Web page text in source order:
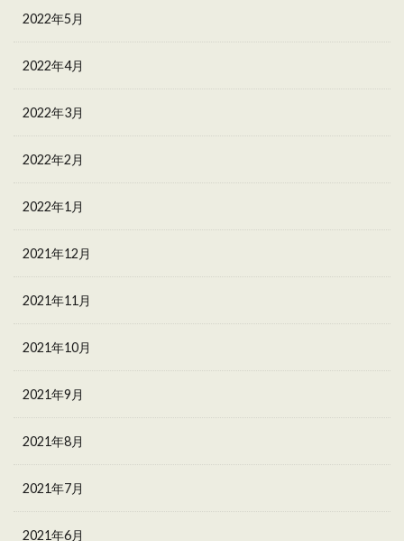
2022年5月
2022年4月
2022年3月
2022年2月
2022年1月
2021年12月
2021年11月
2021年10月
2021年9月
2021年8月
2021年7月
2021年6月